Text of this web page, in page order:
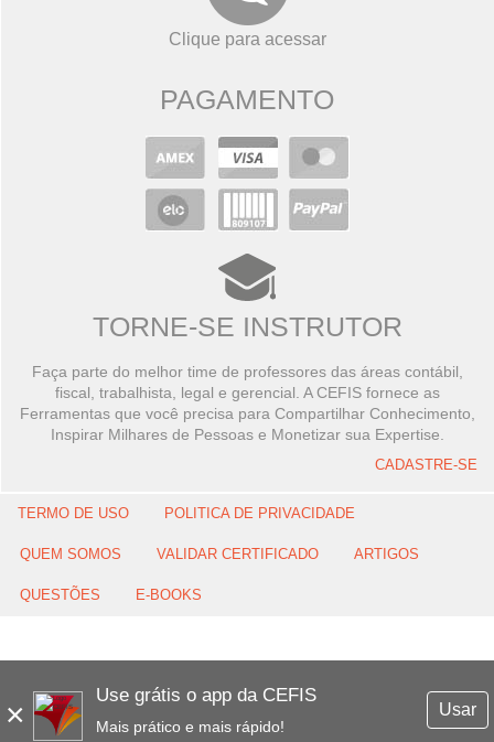
×
Use grátis o app da CEFIS
Mais prático e mais rápido!
Usar
Clique para acessar
PAGAMENTO
TORNE-SE INSTRUTOR
Faça parte do melhor time de professores das áreas contábil,
fiscal, trabalhista, legal e gerencial. A CEFIS fornece as
Ferramentas que você precisa para Compartilhar Conhecimento,
Inspirar Milhares de Pessoas e Monetizar sua Expertise.
CADASTRE-SE
TERMO DE USO POLITICA DE PRIVACIDADE
QUEM SOMOS VALIDAR CERTIFICADO ARTIGOS
QUESTÕES E-BOOKS